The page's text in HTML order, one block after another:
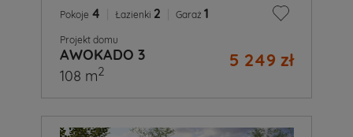
Pokoje 4 Łazienki 2 Garaż 1
Projekt domu
AWOKADO 3 5 249 zł
108 m2